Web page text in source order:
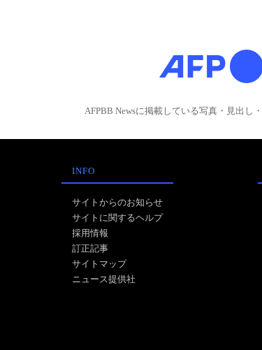
AFPBB Newsに掲載している写真・見出し
INFO
サイトからのお知らせ
サイトに関するヘルプ
採用情報
訂正記事
サイトマップ
ニュース提供社